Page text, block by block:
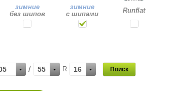
зимние
без шипов
зимние
с шипами
Runflat
/ 55 R 16